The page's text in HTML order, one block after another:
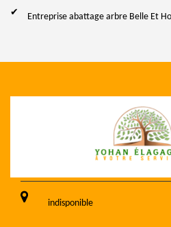
Entreprise abattage arbre Belle Et
indisponible